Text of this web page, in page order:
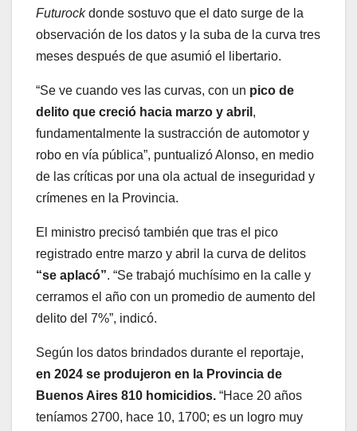
Futurockdonde sostuvo que el dato surge de la
observación de los datos y la suba de la curva tres
meses después de que asumió el libertario.
“Se ve cuando ves las curvas, con un pico de
delito que creció hacia marzo y abril ,
fundamentalmente la sustracción de automotor y
robo en vía pública”, puntualizó Alonso, en medio
de las críticas por una ola actual de inseguridad y
crímenes en la Provincia.
El ministro precisó también que tras el pico
registrado entre marzo y abril la curva de delitos
“se aplacó”. “Se trabajó muchísimo en la calle y
cerramos el año con un promedio de aumento del
delito del 7%”, indicó.
Según los datos brindados durante el reportaje,
en 2024 se produjeron en la Provincia de
Buenos Aires 810 homicidios. “Hace 20 años
teníamos 2700, hace 10, 1700; es un logro muy